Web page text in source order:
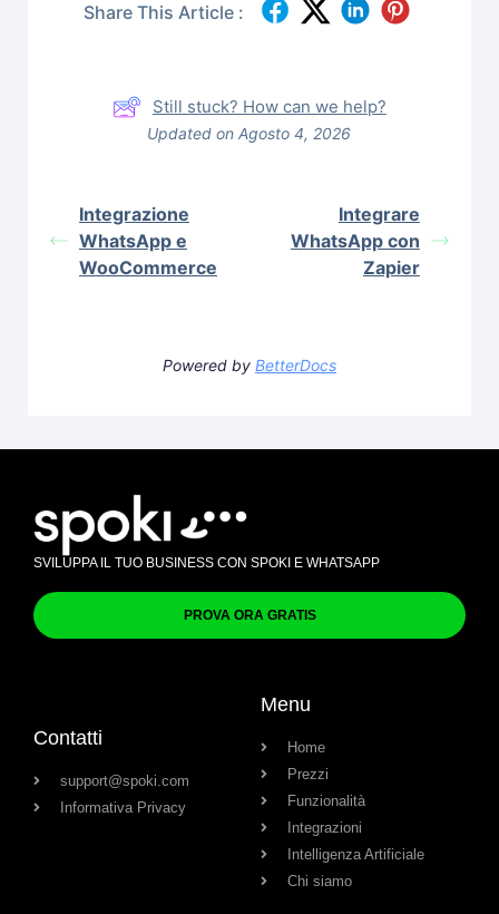
Share This Article :
Still stuck? How can we help?
Updated on Agosto 4, 2026
Integrazione
WhatsApp e
WooCommerce
Integrare
WhatsApp con
Zapier
Powered by BetterDocs
SVILUPPA IL TUO BUSINESS CON SPOKI E WHATSAPP
PROVA ORA GRATIS
Contatti
support@spoki.com
Informativa Privacy
Menu
Home
Prezzi
Funzionalità
Integrazioni
Intelligenza Artificiale
Chi siamo